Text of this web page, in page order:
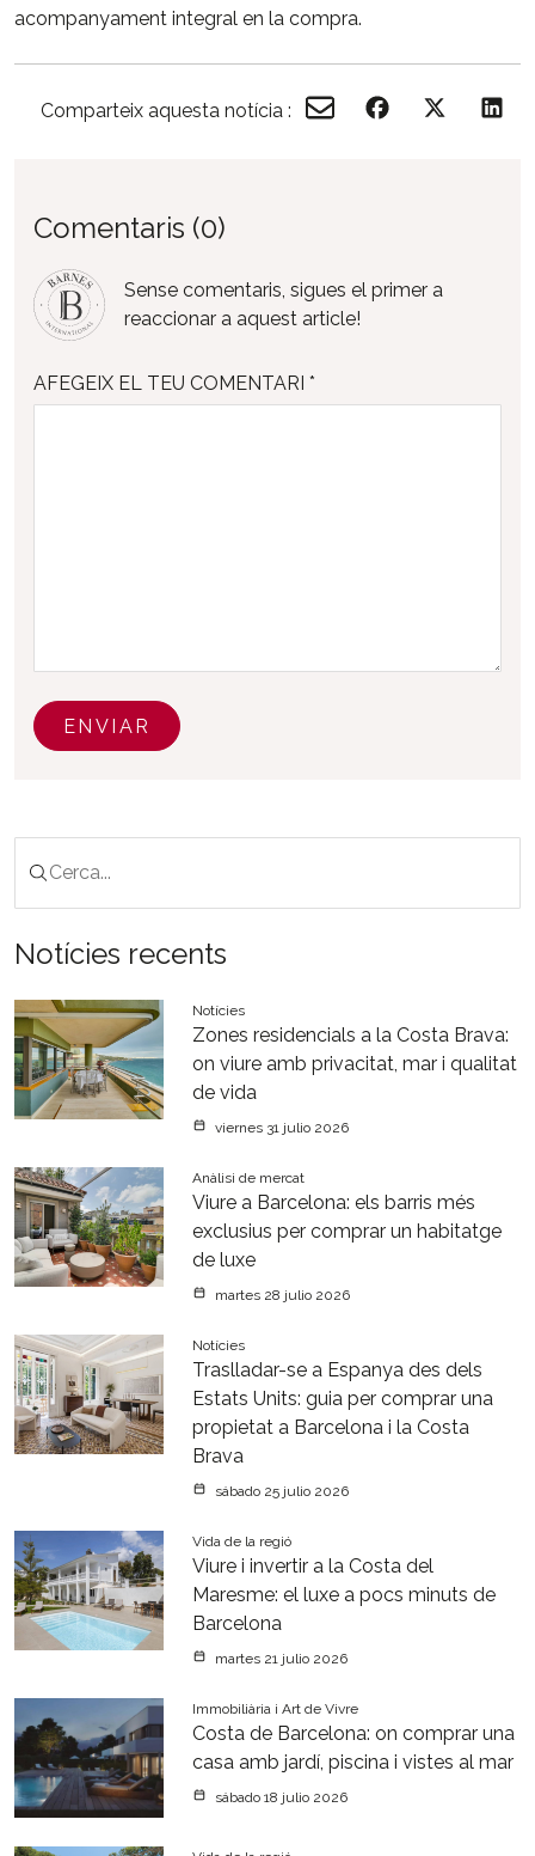
acompanyament integral en la compra.
Comparteix aquesta notícia :
Comentaris (0)
Sense comentaris, sigues el primer a
reaccionar a aquest article!
AFEGEIX EL TEU COMENTARI *
ENVIAR
Notícies recents
Notícies
Zones residencials a la Costa Brava:
on viure amb privacitat, mar i qualitat
de vida
viernes 31 julio 2026
Anàlisi de mercat
Viure a Barcelona: els barris més
exclusius per comprar un habitatge
de luxe
martes 28 julio 2026
Notícies
Traslladar-se a Espanya des dels
Estats Units: guia per comprar una
propietat a Barcelona i la Costa
Brava
sábado 25 julio 2026
Vida de la regió
Viure i invertir a la Costa del
Maresme: el luxe a pocs minuts de
Barcelona
martes 21 julio 2026
Immobiliària i Art de Vivre
Costa de Barcelona: on comprar una
casa amb jardí, piscina i vistes al mar
sábado 18 julio 2026